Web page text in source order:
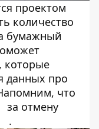
проектом
количество
бумажный
которые
данных про
что
за отмену
.